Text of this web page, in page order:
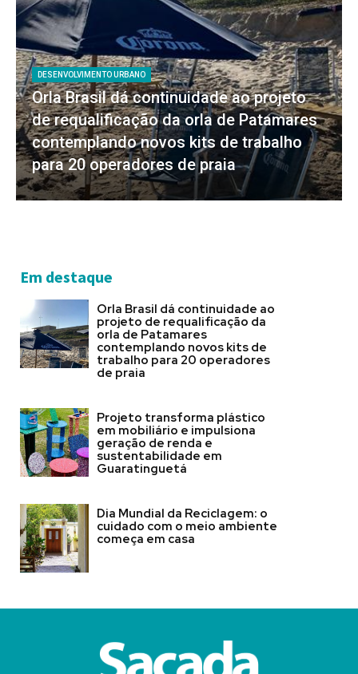
DESENVOLVIMENTO URBANO
Orla Brasil dá continuidade ao projeto
de requalificação da orla de Patamares
contemplando novos kits de trabalho
para 20 operadores de praia
Em destaque
Orla Brasil dá continuidade ao
projeto de requalificação da
orla de Patamares
contemplando novos kits de
trabalho para 20 operadores
de praia
Projeto transforma plástico
em mobiliário e impulsiona
geração de renda e
sustentabilidade em
Guaratinguetá
Dia Mundial da Reciclagem: o
cuidado com o meio ambiente
começa em casa